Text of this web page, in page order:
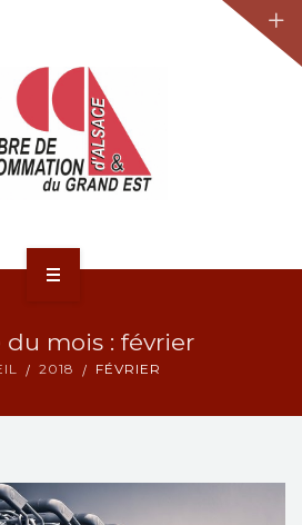
du mois : février
2018 FÉVRIER